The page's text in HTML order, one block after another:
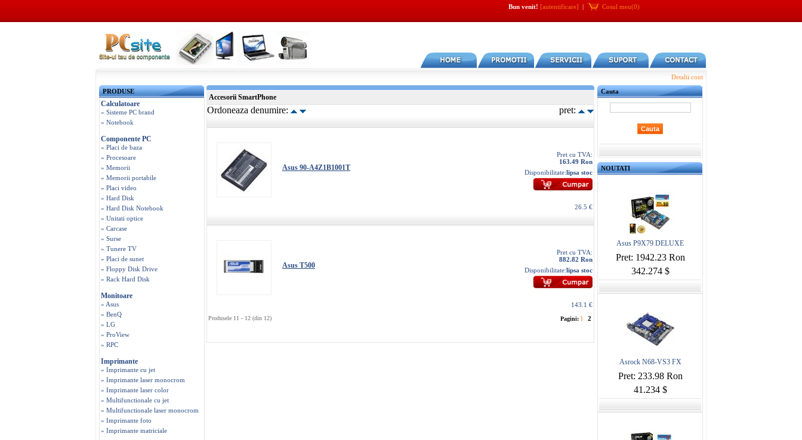
Bun venit! [autentificare] | Cosul meu(0)
Detalii cont
PRODUSE
Calculatoare
» Sisteme PC brand
» Notebook
Componente PC
» Placi de baza
» Procesoare
» Memorii
» Memorii portabile
» Placi video
» Hard Disk
» Hard Disk Notebook
» Unitati optice
» Carcase
» Surse
» Tunere TV
» Placi de sunet
» Floppy Disk Drive
» Rack Hard Disk
Monitoare
» Asus
» BenQ
» LG
» ProView
» RPC
Imprimante
» Imprimante cu jet
» Imprimante laser monocrom
» Imprimante laser color
» Multifunctionale cu jet
» Multifunctionale laser monocrom
» Imprimante foto
» Imprimante matriciale
Accesorii SmartPhone
Ordoneaza denumire: pret:
Asus 90-A4Z1B1001T
Pret cu TVA:
163.49 Ron
Disponibilitate:lipsa stoc
26.5 €
Asus T500
Pret cu TVA:
882.82 Ron
Disponibilitate:lipsa stoc
143.1 €
Produsele 11 - 12 (din 12) Pagini: 1 2
Cauta
NOUTATI
Asus P9X79 DELUXE
Pret: 1942.23 Ron
342.274 $
Asrock N68-VS3 FX
Pret: 233.98 Ron
41.234 $